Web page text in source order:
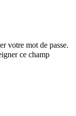
votre mot de passe.
ce champ